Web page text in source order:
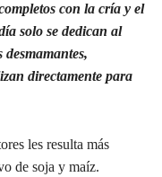
con la cría y el
solo se dedican al
directamente para
les resulta más
de soja y maíz.